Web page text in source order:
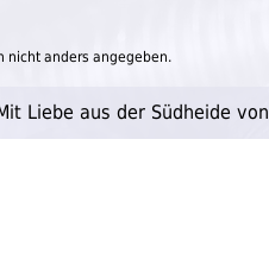
nicht anders angegeben.
Liebe aus der Südheide von